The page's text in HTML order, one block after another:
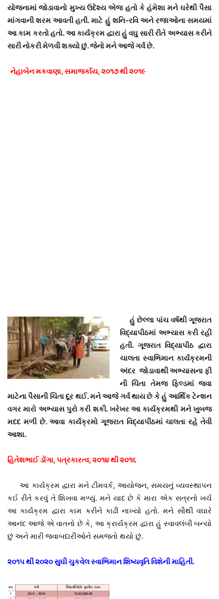
યોજનામાં જોડાવાનો મુખ્ય ઉદેશ્ય એજ હતો કે હંમેશા મને ઘરેથી પૈસા
માંગવાની શરમ આવતી હતી. માટે હું શનિ-રવિ અને રજાઓના સમયમાં
આ કામ કરતો હતો. આ કાર્યક્રમ દ્વારા હું વઘુ સારી રીતે અભ્યાસ કરીને
સારી નોકરી મેળવી શક્યો છું. જેનો મને આજે ગર્વ છે.
નેહાબેન મકવાણા, સમાજર્કાય, ૨૦૧૭ થી ૨૦૧૯
હું છેલ્લા પાંચ વર્ષથી ગૂજરાત
વિદ્યાપીઠમાં અભ્યાસ કરી રહી
હતી. ગૂજરાત વિદ્યાપીઠ દ્વારા
ચાલતા સ્વાભિમાન કાર્યક્રમની
અંદર જોડાવાથી અભ્યાસના ફી
ની ચિંતા તેમજ ફિલ્ડમાં જવા
માટેના પૈસાની ચિંતા દૂર થઈ. મને આજે ગર્વ થાય છે કે હું આર્થિક ટેન્શન
વગર મારો અભ્યાસ પુરો કરી શકી.ખરેખર આ કાર્યક્રમથી મને ખુબજ
મદદ મળી છે. આવા કાર્યક્રમો ગૂજરાત વિદ્યાપીઠમાં ચાલતા રહે તેવી
આશા.
હિતેશભાઈ ડોંગા, પત્રકારત્વ, ૨૦૧૪ થી ૨૦૧૬
આ કાર્યક્રમ દ્વારા મને ટીમવર્ક, આયોજન, સમયનું વ્યવસ્થાપન
કઈ રીતે કરવું તે શિખવા મળ્યું. મને યાદ છે કે મારા એક સત્રનો ખર્ચ
આ કાર્યક્રમ દ્વારા કામ કરીને કાઢી નાખ્યો હતો. મને સૌથી વઘારે
આનંદ આજે એ વાતનો છે કે, આ ક્રાર્યક્રમ દ્વારા હું સ્વાવલંબી બન્યો
છું અને મારી જવાબદારીઓને સમજતો થયો છું.
૨૦૧૫ થી ૨૦૨૦ સુઘી ચુકવેલ સ્વાભિમાન શિષ્યવૃતિ વિશેની માહિતી.